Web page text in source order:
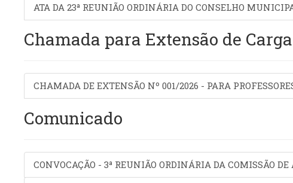
ATA DA 23ª REUNIÃO ORDINÁRIA DO CONSELHO
Chamada para Extensão de
CHAMADA DE EXTENSÃO Nº 001/2026 - PARA
Comunicado
CONVOCAÇÃO - 3ª REUNIÃO ORDINÁRIA DA COMISSÃO